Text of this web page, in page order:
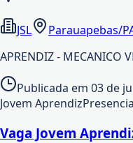
JSL
Parauapebas/
APRENDIZ -
Publicada em 03 de
Jovem Aprendiz
Vaga Jovem